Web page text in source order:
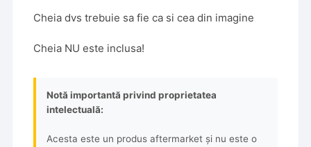
Cheia dvs trebuie sa fie ca si cea din imagine
Cheia NU este inclusa!
Notă importantă privind proprietatea
intelectuală:
Acesta este un produs aftermarket și nu este o